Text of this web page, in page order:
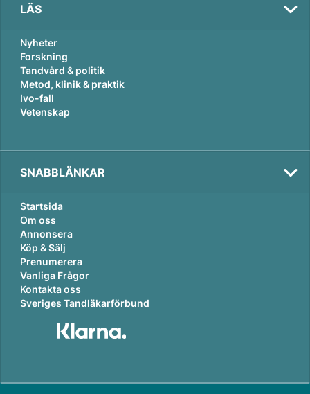
LÄS
Nyheter
Forskning
Tandvård & politik
Metod, klinik & praktik
Ivo-fall
Vetenskap
SNABBLÄNKAR
Startsida
Om oss
Annonsera
Köp & Sälj
Prenumerera
Vanliga Frågor
Kontakta oss
Sveriges Tandläkarförbund